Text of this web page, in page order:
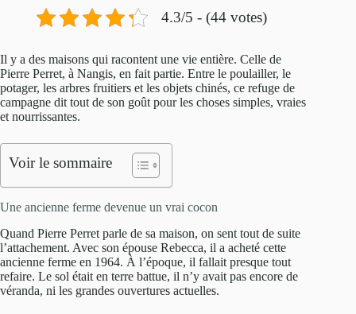
4.3/5 - (44 votes)
Il y a des maisons qui racontent une vie entière. Celle de
Pierre Perret, à Nangis, en fait partie. Entre le poulailler, le
potager, les arbres fruitiers et les objets chinés, ce refuge de
campagne dit tout de son goût pour les choses simples, vraies
et nourrissantes.
Voir le sommaire
Une ancienne ferme devenue un vrai cocon
Quand Pierre Perret parle de sa maison, on sent tout de suite
l’attachement. Avec son épouse Rebecca, il a acheté cette
ancienne ferme en 1964. À l’époque, il fallait presque tout
refaire. Le sol était en terre battue, il n’y avait pas encore de
véranda, ni les grandes ouvertures actuelles.